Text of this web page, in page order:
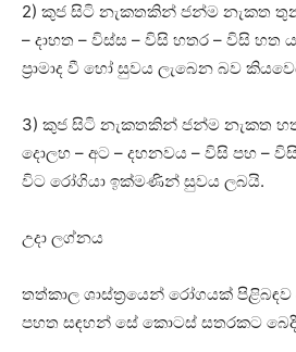
2) කුජ සිටි නැකතකින් ජන්ම නැකත
– දාහත – විස්‌ස – විසි හතර – විසි
ප්‍රාමාද වී හෝ සුවය ලැබෙන බව
3) කුජ සිටි නැකතකින් ජන්ම නැකත
දොලහ – අට – දහනවය – විසි පහ –
විට රෝගියා ඉක්‌මණින් සුවය ලබයි.
උදා ලග්නය
තත්කාල ශාස්‌ත්‍රයෙන් රෝගයක්‌
පහත සඳහන් සේ කොටස්‌ සතරකට